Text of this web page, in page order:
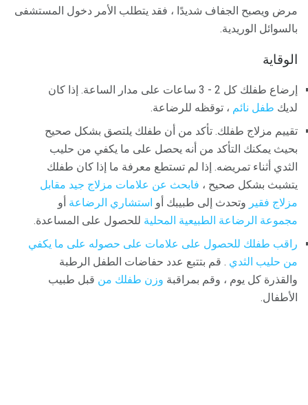
مرض ويصبح الجفاف شديدًا ، فقد يتطلب الأمر دخول المستشفى
بالسوائل الوريدية.
الوقاية
إرضاع طفلك كل 2 - 3 ساعات على مدار الساعة. إذا كان
لديك طفل نائم ، توقظه للرضاعة.
تقييم مزلاج طفلك. تأكد من أن طفلك يلتصق بشكل صحيح
بحيث يمكنك التأكد من أنه يحصل على ما يكفي من حليب
الثدي أثناء تمريضه. إذا لم تستطع معرفة ما إذا كان طفلك
يتشبث بشكل صحيح ، فابحث عن علامات مزلاج جيد مقابل
مزلاج فقير وتحدث إلى طبيبك أو استشاري الرضاعة أو
مجموعة الرضاعة الطبيعية المحلية للحصول على المساعدة.
راقب طفلك للحصول على علامات على حصوله على ما يكفي
من حليب الثدي . قم بتتبع عدد حفاضات الطفل الرطبة
والقذرة كل يوم ، وقم بمراقبة وزن طفلك من قبل طبيب
الأطفال.